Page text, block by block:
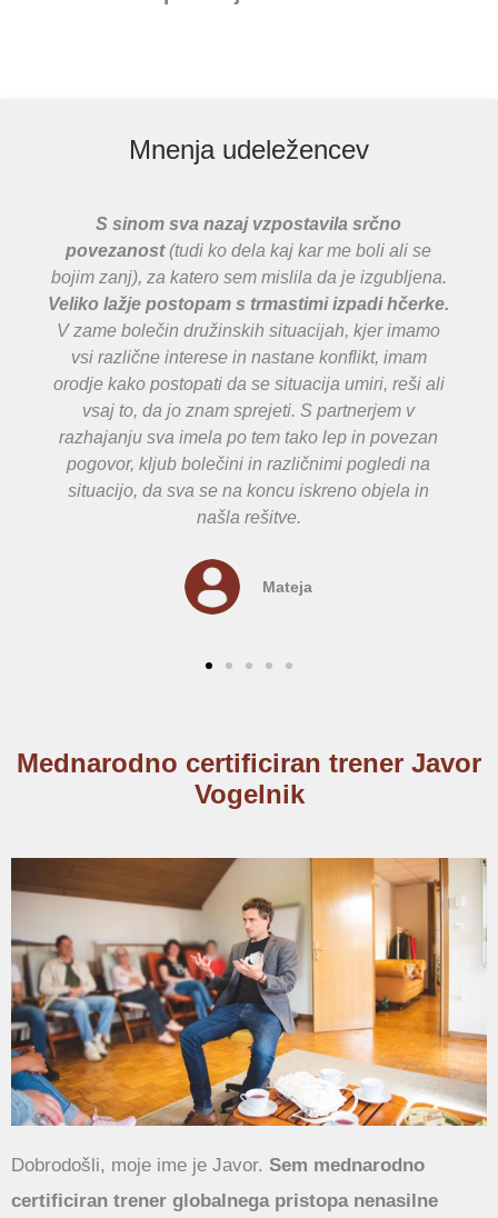
Mnenja udeležencev
S sinom sva nazaj vzpostavila srčno
povezanost(tudi ko dela kaj kar me boli ali se
bojim zanj), za katero sem mislila da je izgubljena.
Veliko lažje postopam s trmastimi izpadi hčerke.
V zame bolečin družinskih situacijah, kjer imamo
vsi različne interese in nastane konflikt, imam
orodje kako postopati da se situacija umiri, reši ali
vsaj to, da jo znam sprejeti. S partnerjem v
razhajanju sva imela po tem tako lep in povezan
pogovor, kljub bolečini in različnimi pogledi na
situacijo, da sva se na koncu iskreno objela in
našla rešitve.
Mateja
Mednarodno certificiran trener Javor
Vogelnik
Dobrodošli, moje ime je Javor. Sem mednarodno
certificiran trener globalnega pristopa nenasilne